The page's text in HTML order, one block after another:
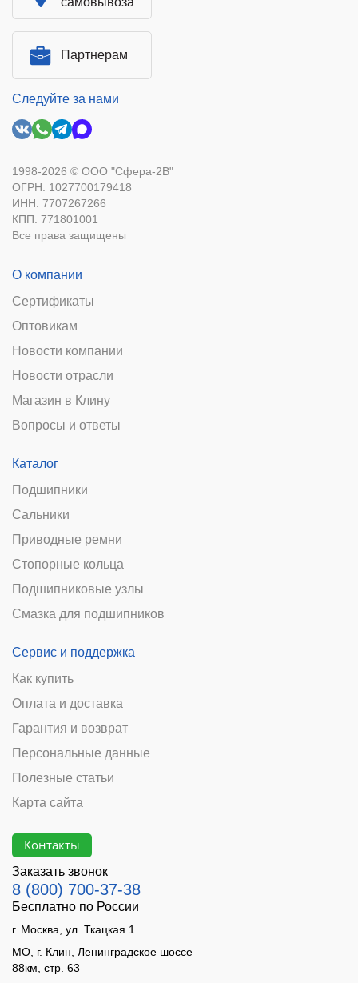
Партнерам
Следуйте за нами
1998-2026 © ООО "Сфера-2В"
ОГРН: 1027700179418
ИНН: 7707267266
КПП: 771801001
Все права защищены
О компании
Сертификаты
Оптовикам
Новости компании
Новости отрасли
Магазин в Клину
Вопросы и ответы
Каталог
Подшипники
Сальники
Приводные ремни
Стопорные кольца
Подшипниковые узлы
Смазка для подшипников
Сервис и поддержка
Как купить
Оплата и доставка
Гарантия и возврат
Персональные данные
Полезные статьи
Карта сайта
Контакты
Заказать звонок
8 (800) 700-37-38
Бесплатно по России
г. Москва, ул. Ткацкая 1
МО, г. Клин, Ленинградское шоссе
88км, стр. 63